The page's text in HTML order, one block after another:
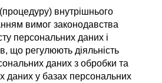
внутрішнього
вимог законодавства
персональних даних і
що регулюють діяльність
даних з обробки та
даних у базах персональних